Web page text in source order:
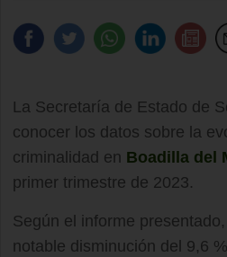
La Secretaría de Estado de
conocer los datos sobre la
criminalidad en Boadilla del
primer trimestre de 2023.
Según el informe
notable disminución del 9,6